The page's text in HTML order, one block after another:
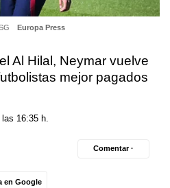
Europa Press
Al Hilal, Neymar vuelve
mejor pagados
16:35 h.
en Google
Comentar ·